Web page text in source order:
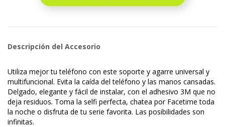
Descripción del Accesorio
Utiliza mejor tu teléfono con este soporte y agarre universal y
multifuncional. Evita la caída del teléfono y las manos cansadas.
Delgado, elegante y fácil de instalar, con el adhesivo 3M que no
deja residuos. Toma la selfi perfecta, chatea por Facetime toda
la noche o disfruta de tu serie favorita. Las posibilidades son
infinitas.